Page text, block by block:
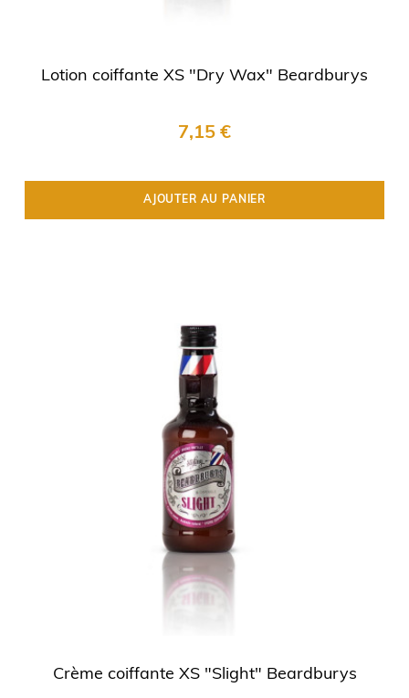
Lotion coiffante XS "Dry Wax" Beardburys
7,15 €
AJOUTER AU PANIER
Crème coiffante XS "Slight" Beardburys